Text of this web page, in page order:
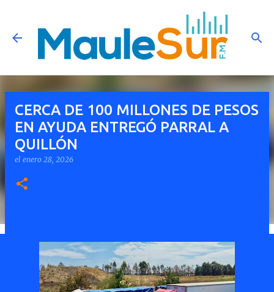
Ir al contenido principal
CERCA DE 100 MILLONES DE PESOS
EN AYUDA ENTREGÓ PARRAL A
QUILLÓN
el enero 28, 2026